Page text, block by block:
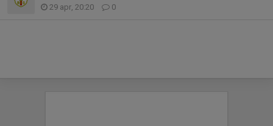
29 apr, 20:20 0